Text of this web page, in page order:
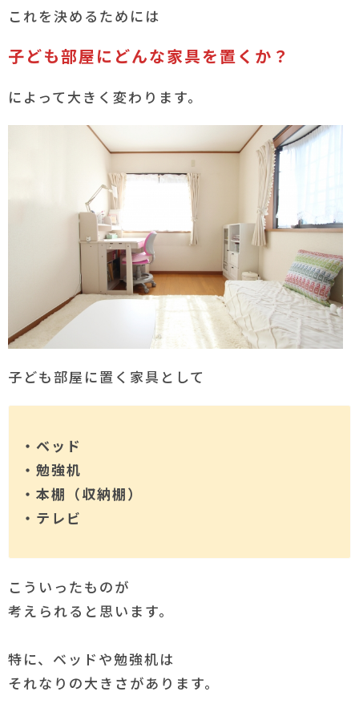
これを決めるためには
子ども部屋にどんな家具を置くか？
によって大きく変わります。
子ども部屋に置く家具として
・ベッド
・勉強机
・本棚（収納棚）
・テレビ
こういったものが
考えられると思います。
特に、ベッドや勉強机は
それなりの大きさがあります。